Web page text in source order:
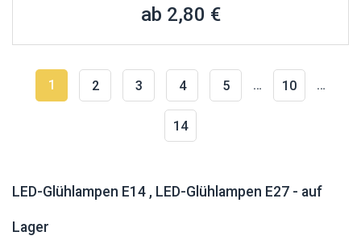
ab 2,80 €
1 2 3 4 5 … 10 …
14
LED-Glühlampen E14 , LED-Glühlampen E27 - auf
Lager